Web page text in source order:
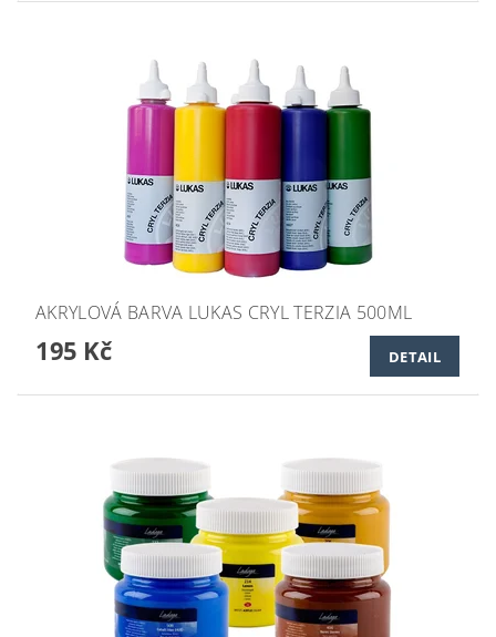
AKRYLOVÁ BARVA LUKAS CRYL TERZIA 500ML
195 Kč DETAIL